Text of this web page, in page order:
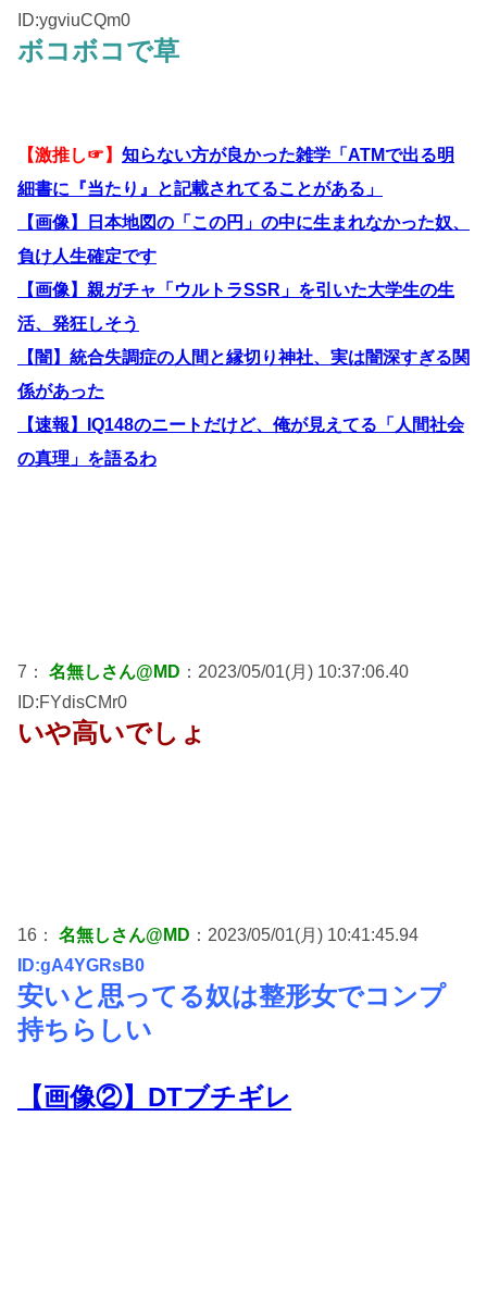
ID:ygviuCQm0
ボコボコで草
【激推し☞】 知らない方が良かった雑学「ATMで出る明
細書に『当たり』と記載されてることがある」
【画像】日本地図の「この円」の中に生まれなかった奴、
負け人生確定です
【画像】親ガチャ「ウルトラSSR」を引いた大学生の生
活、発狂しそう
【闇】統合失調症の人間と縁切り神社、実は闇深すぎる関
係があった
【速報】IQ148のニートだけど、俺が見えてる「人間社会
の真理」を語るわ
7： 名無しさん@MD ：2023/05/01(月) 10:37:06.40
ID:FYdisCMr0
いや高いでしょ
16： 名無しさん@MD ：2023/05/01(月) 10:41:45.94
ID:gA4YGRsB0
安いと思ってる奴は整形女でコンプ
持ちらしい
【画像②】DTブチギレ